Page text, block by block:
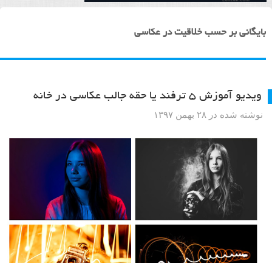
بایگانی بر حسب خلاقیت در عکاسی
ویدیو آموزش ۵ ترفند یا حقه جالب عکاسی در خانه
نوشته شده در ۲۸ بهمن ۱۳۹۷